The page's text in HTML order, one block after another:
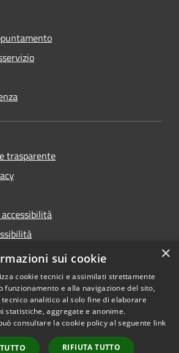
trasparente
Copyright © 2026 • Comune di
Ittiri • Powered by
Municipium•
Accesso
×
sui cookie
cookie tecnici e assimilati strettamente
funzionamento e alla navigazione del sito,
tecnico analitico al solo fine di elaborare
statistiche, aggregate e anonime.
consultare la cookie policy al seguente link
RIFIUTA TUTTO